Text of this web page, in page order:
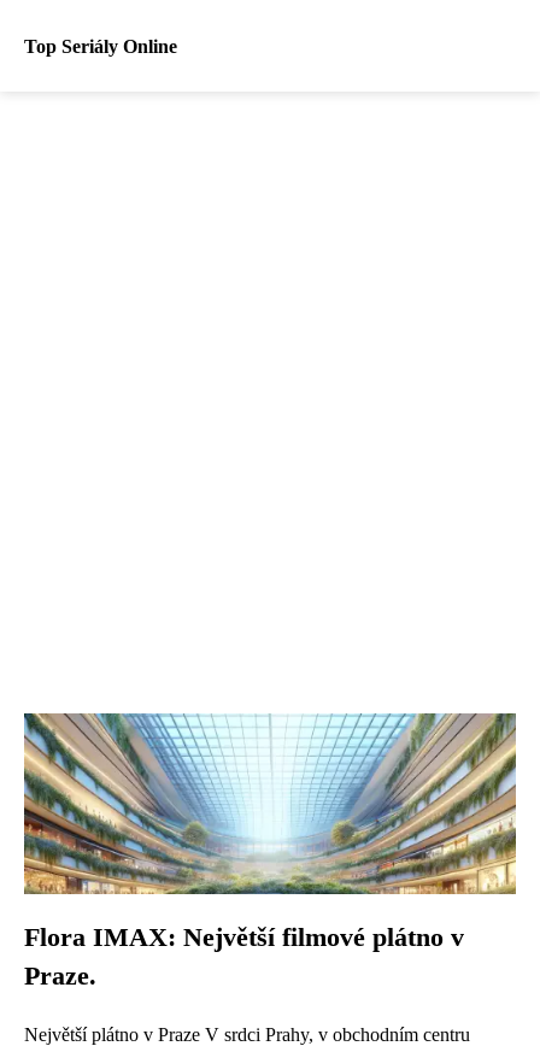
Top Seriály Online
Flora IMAX: Největší filmové plátno v
Praze.
Největší plátno v Praze V srdci Prahy, v obchodním centru